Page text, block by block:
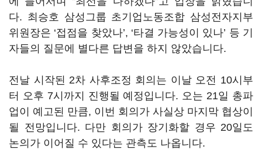
다. 최승호 삼성그룹 초기업노동조합 삼성전자지부
위원장은 ‘접점을 찾았나’, ‘타결 가능성이 있나’ 등 기
자들의 질문에 별다른 답변을 하지 않았습니다.
전날 시작된 2차 사후조정 회의는 이날 오전 10시부
터 오후 7시까지 진행될 예정입니다. 오는 21일 총파
업이 예고된 만큼, 이번 회의가 사실상 마지막 협상이
될 전망입니다. 다만 회의가 장기화할 경우 20일도
논의가 이어질 수 있다는 관측도 나옵니다.